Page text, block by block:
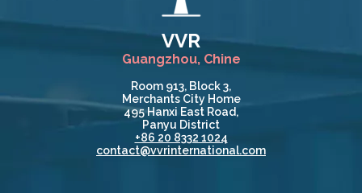
VVR
Guangzhou, Chine
Room 913, Block 3,
Merchants City Home
495 Hanxi East Road,
Panyu District
+86 20 8332 1024
contact@vvrinternational.com